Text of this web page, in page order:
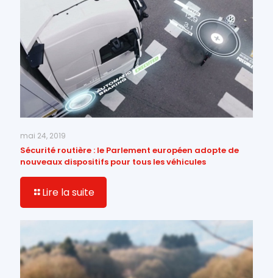
mai 24, 2019
Sécurité routière : le Parlement européen adopte de
nouveaux dispositifs pour tous les véhicules
Lire la suite